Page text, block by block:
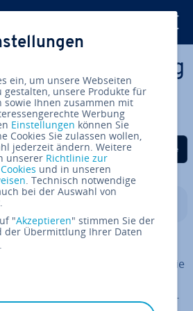
Ent­wick­lung
in der
Auf Facebook teilen
Auf Twitter teilen
Auf LinkedIn
portable Pakete,
ihrer Ab­hän­gig­kei­ten
zu vir­tu­el­len Maschinen teilen sie
was sie sehr effizient
Basis für Mi­cro­ser­
ein, um unsere Webseiten
gestalten, unsere Produkte für
sowie Ihnen zusammen mit
Werbung
Einstellungen können Sie
Cookies Sie zulassen wollen,
jederzeit ändern. Weitere
unserer Richtlinie zur
und in unseren
. Technisch notwendige
bei der Auswahl von
"Akzeptieren" stimmen Sie der
der Übermittlung Ihrer Daten